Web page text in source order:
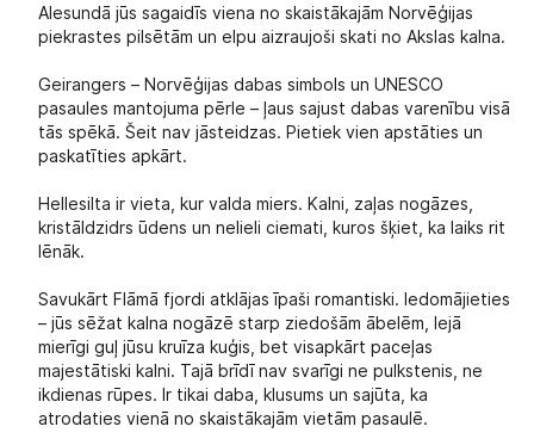
Alesundā jūs sagaidīs viena no skaistākajām Norvēģijas
piekrastes pilsētām un elpu aizraujoši skati no Akslas kalna.
Geirangers – Norvēģijas dabas simbols un UNESCO
pasaules mantojuma pērle – ļaus sajust dabas varenību visā
tās spēkā. Šeit nav jāsteidzas. Pietiek vien apstāties un
paskatīties apkārt.
Hellesilta ir vieta, kur valda miers. Kalni, zaļas nogāzes,
kristāldzidrs ūdens un nelieli ciemati, kuros šķiet, ka laiks rit
lēnāk.
Savukārt Flāmā fjordi atklājas īpaši romantiski. Iedomājieties
– jūs sēžat kalna nogāzē starp ziedošām ābelēm, lejā
mierīgi guļ jūsu kruīza kuģis, bet visapkārt paceļas
majestātiski kalni. Tajā brīdī nav svarīgi ne pulkstenis, ne
ikdienas rūpes. Ir tikai daba, klusums un sajūta, ka
atrodaties vienā no skaistākajām vietām pasaulē.